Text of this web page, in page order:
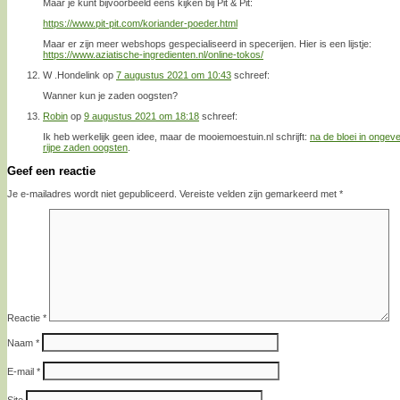
Maar je kunt bijvoorbeeld eens kijken bij Pit & Pit:
https://www.pit-pit.com/koriander-poeder.html
Maar er zijn meer webshops gespecialiseerd in specerijen. Hier is een lijstje:
https://www.aziatische-ingredienten.nl/online-tokos/
W .Hondelink op 7 augustus 2021 om 10:43 schreef:
Wanner kun je zaden oogsten?
Robin op 9 augustus 2021 om 18:18 schreef:
Ik heb werkelijk geen idee, maar de mooiemoestuin.nl schrijft: na de bloei in
rijpe zaden oogsten
Geef een reactie
Je e-mailadres wordt niet gepubliceerd. Vereiste velden zijn gemarkeerd met *
Reactie *
Naam *
E-mail *